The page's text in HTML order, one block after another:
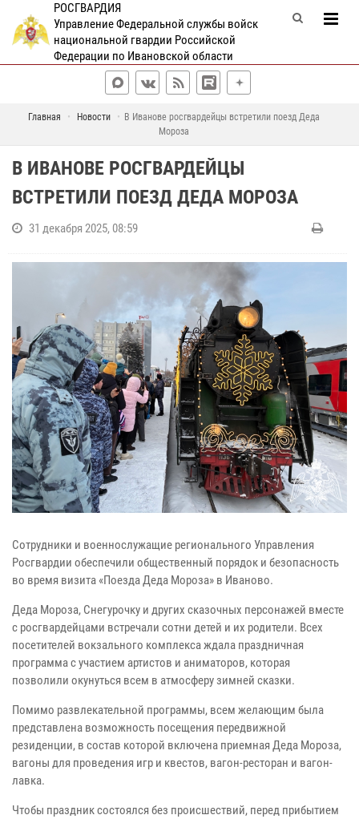
РОСГВАРДИЯ
Управление Федеральной службы войск
национальной гвардии Российской
Федерации по Ивановской области
Главная Новости
В Иванове росгвардейцы встретили поезд Деда
Мороза
В ИВАНОВЕ РОСГВАРДЕЙЦЫ
ВСТРЕТИЛИ ПОЕЗД ДЕДА МОРОЗА
31 декабря 2025, 08:59
Сотрудники и военнослужащие регионального Управления
Росгвардии обеспечили общественный порядок и безопасность
во время визита «Поезда Деда Мороза» в Иваново.
Деда Мороза, Снегурочку и других сказочных персонажей вместе
с росгвардейцами встречали сотни детей и их родители. Всех
посетителей вокзального комплекса ждала праздничная
программа с участием артистов и аниматоров, которая
позволили окунуться всем в атмосферу зимней сказки.
Помимо развлекательной программы, всем желающим была
представлена возможность посещения передвижной
резиденции, в состав которой включена приемная Деда Мороза,
вагоны для проведения игр и квестов, вагон-ресторан и вагон-
лавка.
Чтобы праздник состоялся без происшествий, перед прибытием